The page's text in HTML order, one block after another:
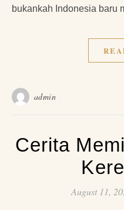
bukankah Indonesia baru
admin
Cerita
August 11,